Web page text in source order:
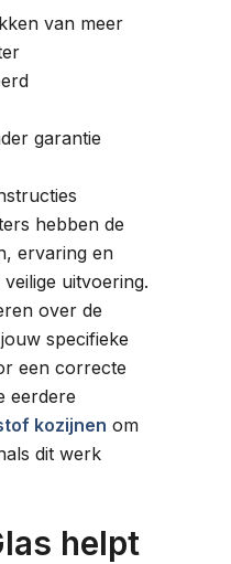
van meer
garantie
hebben de
ervaring en
uitvoering.
over de
specifieke
een correcte
eerdere
kozijnen om
dit werk
helpt